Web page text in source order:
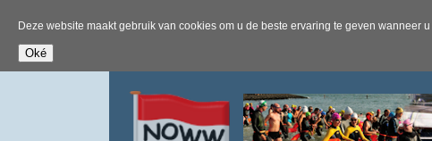
Deze website maakt gebruik van cookies om u de beste ervaring te geven